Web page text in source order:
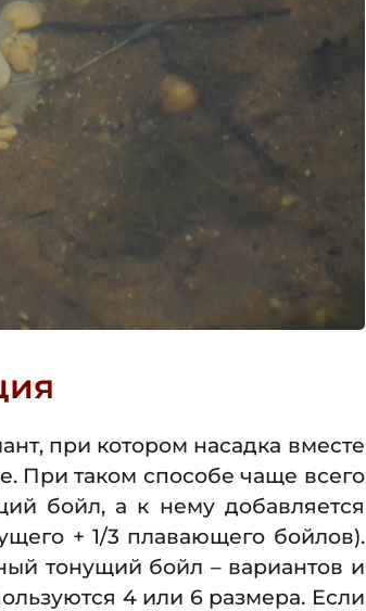
при котором насадка вместе
При таком способе чаще всего
бойл, а к нему добавляется
+ 1/3 плавающего бойлов).
тонущий бойл – вариантов и
4 или 6 размера. Если